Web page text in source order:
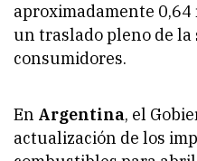
aproximadamente
un traslado pleno de la
consumidores.
En Argentina, el
actualización de los